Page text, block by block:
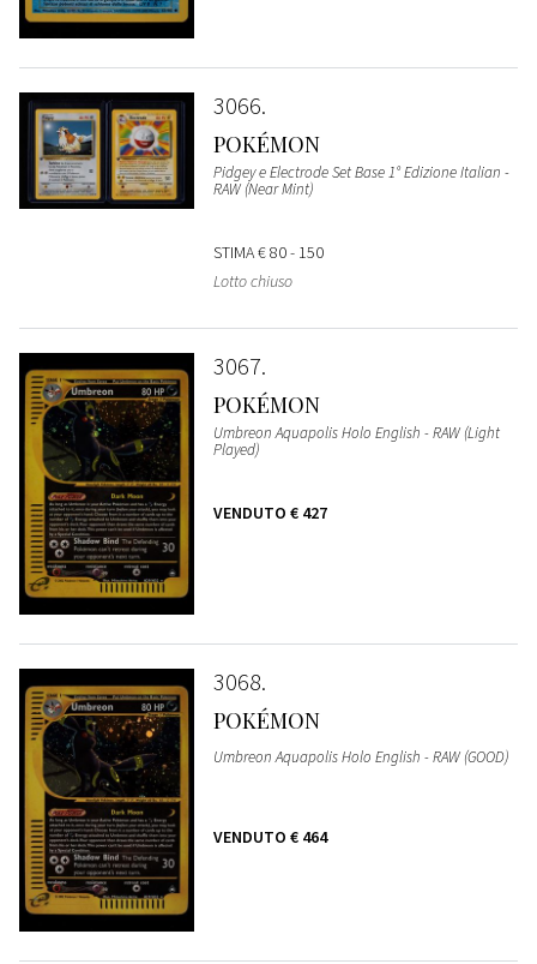
3066
POKÉMON
Pidgey e Electrode Set Base 1° Edizione Italian -
RAW (Near Mint)
STIMA€ 80 - 150
Lotto chiuso
3067
POKÉMON
Umbreon Aquapolis Holo English - RAW (Light
Played)
VENDUTO € 427
3068
POKÉMON
Umbreon Aquapolis Holo English - RAW (GOOD)
VENDUTO € 464